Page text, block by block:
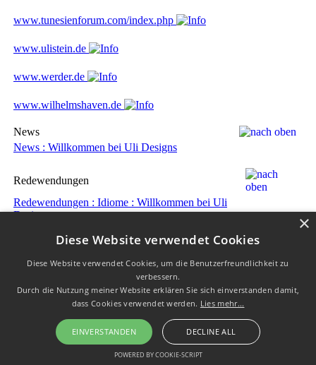
www.tunesienforum.com/index.php
www.ulistein.de
www.werder.de
www.wilhelmshaven.de
News
News : Willkommen bei Uli Designs
Redewendungen
Redewendungen : Idiome : Willkommen bei Uli
Designs
Redewendungen : Alphabetisches Register
Redewendungen : In Bearbeitung
Redewendungen : Suche
Alle Brücken hinter sich abbrechen, abreißen
Alles auf eine Karte setzen
Diese Website verwendet Cookies
Diese Website verwendet Cookies, um die Benutzerfreundlichkeit zu
verbessern.
Durch die Nutzung meiner Website erklären Sie sich einverstanden damit,
dass Cookies verwendet werden. Lies mehr...
EINVERSTANDEN DECLINE ALL
POWERED BY COOKIE-SCRIPT
×